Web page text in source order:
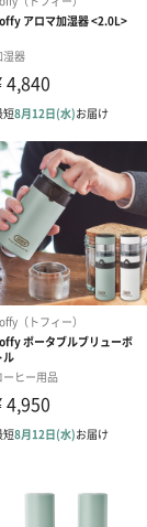
ださい。動作ボ
ないとミストが
リングモード、
時間で動作が停